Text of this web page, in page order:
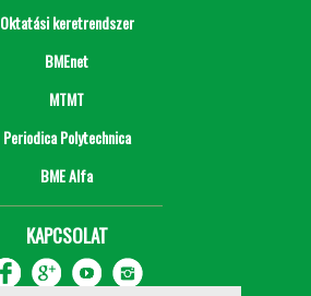
Oktatási keretrendszer
BMEnet
MTMT
Periodica Polytechnica
BME Alfa
KAPCSOLAT